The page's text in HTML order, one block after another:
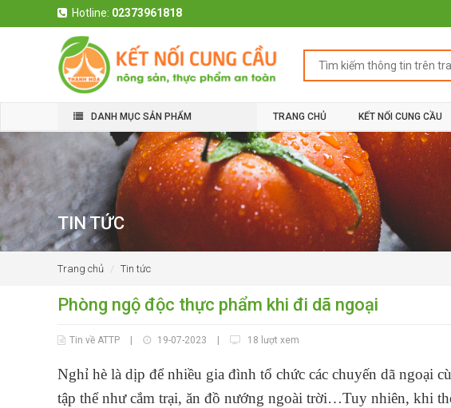
Hotline: 02373961818
DANH MỤC SẢN PHẨM TRANG CHỦ KẾT NỐI CUNG CẦU
TIN TỨC
Trang chủ Tin tức
Phòng ngộ độc thực phẩm khi đi dã ngoại
Tin về ATTP 19-07-2023 18 lượt xem
Nghỉ hè là dịp để nhiều gia đình tổ chức các chuyến dã ngoại
tập thể như cắm trại, ăn đồ nướng ngoài trời…Tuy nhiên, khi